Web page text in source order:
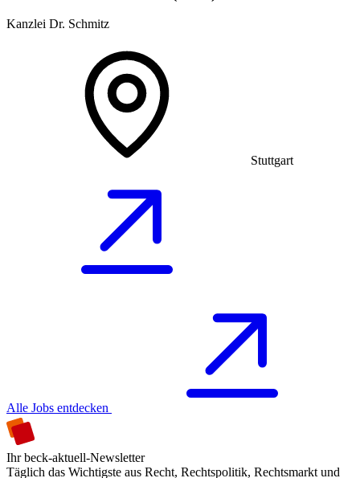
Kanzlei Dr. Schmitz
Stuttgart
Alle Jobs entdecken
Ihr beck-aktuell-Newsletter
Täglich das Wichtigste aus Recht, Rechtspolitik, Rechtsmarkt und